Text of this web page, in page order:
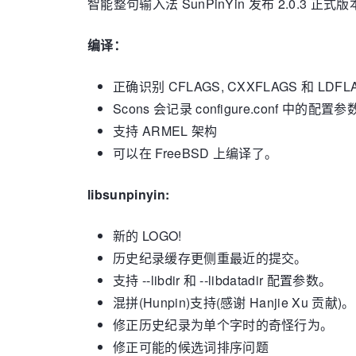
编译：
正确识别 CFLAGS, CXXFLAGS 和
Scons 会记录 configure.conf 中的配置参数
支持 ARMEL 架构
可以在 FreeBSD 上编译了。
libsunpinyin:
新的 LOGO!
历史纪录缓存更侧重最近的提交。
支持 --libdir 和 --libdatadir 配置参数。
混拼(Hunpin)支持(感谢 Hanjie Xu 贡献)。
修正历史纪录为单个字时的奇怪行为。
修正可能的候选词排序问题